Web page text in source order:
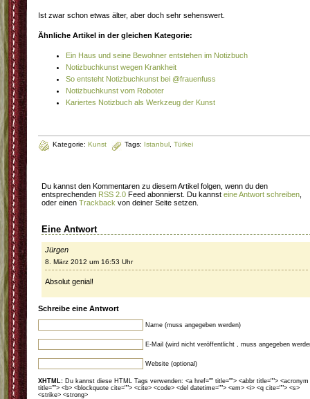
Ist zwar schon etwas älter, aber doch sehr sehenswert.
Ähnliche Artikel in der gleichen Kategorie:
Ein Haus und seine Bewohner entstehen im Notizbuch
Notizbuchkunst wegen Krankheit
So entsteht Notizbuchkunst bei @frauenfuss
Notizbuchkunst vom Roboter
Kariertes Notizbuch als Werkzeug der Kunst
Kategorie: Kunst Tags: Istanbul Türkei
Du kannst den Kommentaren zu diesem Artikel folgen, wenn du den
entsprechenden RSS 2.0 Feed abonnierst. Du kannst eine Antwort schreiben
oder einen Trackback von deiner Seite setzen.
Eine Antwort
Jürgen
8. März 2012 um 16:53 Uhr
Absolut genial!
Schreibe eine Antwort
Name (muss angegeben werden)
E-Mail (wird nicht veröffentlicht , muss angegeben
Website (optional)
XHTML: Du kannst diese HTML Tags verwenden: <a href="" title=""> <abbr title=""> <acronym
title=""> <b> <blockquote cite=""> <cite> <code> <del datetime=""> <em> <i> <q cite=""> <s>
<strike> <strong>